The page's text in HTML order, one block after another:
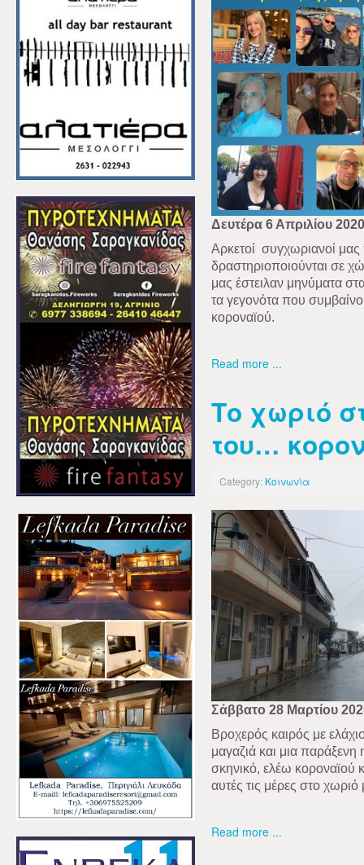
Δευτέρα 6 Απριλίου 2020
Αρκετοί συγχωριανοί μας
δραστηριοποιούνται σε
μας έστειλαν μηνύματα
τα γεγονότα που
κοροναϊού.
Read more ...
Το χωριό
του…
Category: Κοινωνία
Σάββατο 28 Μαρτίου
Βροχερός καιρός με
μαγαζιά και μια παράξενη
σκηνικό, ελέω κοροναϊού
αυτές τις μέρες στο
Read more ...